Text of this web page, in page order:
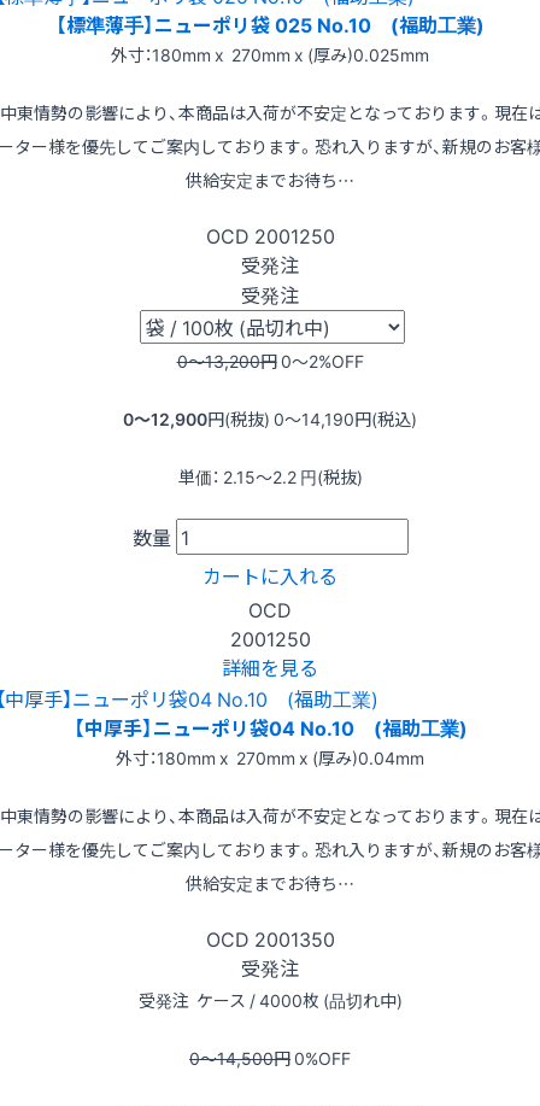
【標準薄手】ニューポリ袋 025 No.10 (福助工業)
外寸：180mm x 270mm x (厚み)0.025mm
東情勢の影響により、本商品は入荷が不安定となっております。現在
ター様を優先してご案内しております。恐れ入りますが、新規のお客
供給安定までお待ち…
OCD 2001250
受発注
受発注
0〜13,200円0〜2%OFF
0〜12,900円(税抜) 0〜14,190円(税込)
単価： 2.15〜2.2 円(税抜)
数量
カートに入れる
OCD
2001250
詳細を見る
【中厚手】ニューポリ袋04 No.10 (福助工業)
外寸：180mm x 270mm x (厚み)0.04mm
東情勢の影響により、本商品は入荷が不安定となっております。現在
ター様を優先してご案内しております。恐れ入りますが、新規のお客
供給安定までお待ち…
OCD 2001350
受発注
受発注 ケース / 4000枚 (品切れ中)
0〜14,500円0%OFF